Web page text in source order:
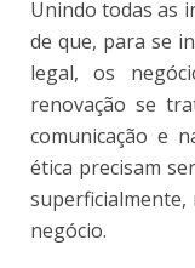
Unindo todas as
de que, para se
legal, os
renovação se
comunicação e
ética precisam
superficialmente,
negócio.